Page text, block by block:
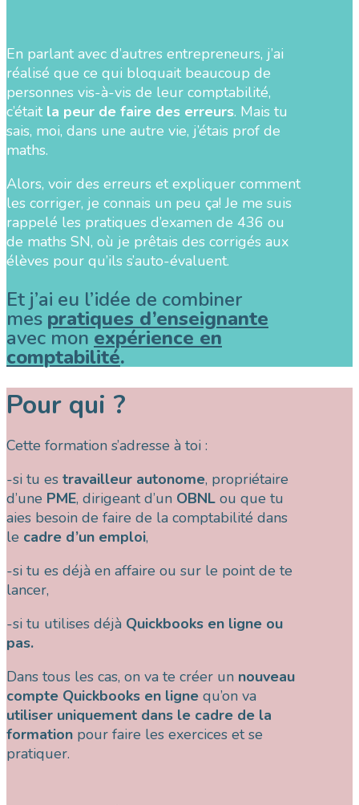
En parlant avec d’autres entrepreneurs, j’ai
réalisé que ce qui bloquait beaucoup de
personnes vis-à-vis de leur comptabilité,
c’était la peur de faire des erreurs. Mais tu
sais, moi, dans une autre vie, j’étais prof de
maths.
Alors, voir des erreurs et expliquer comment
les corriger, je connais un peu ça! Je me suis
rappelé les pratiques d’examen de 436 ou
de maths SN, où je prêtais des corrigés aux
élèves pour qu’ils s’auto-évaluent.
Et j’ai eu l’idée de combiner
mes pratiques d’enseignante
avec mon expérience en
comptabilité.
Pour qui ?
Cette formation s’adresse à toi :
-si tu es travailleur autonome, propriétaire
d’une PME, dirigeant d’un OBNL ou que tu
aies besoin de faire de la comptabilité dans
le cadre d’un emploi,
-si tu es déjà en affaire ou sur le point de te
lancer,
-si tu utilises déjà Quickbooks en ligne ou
pas.
Dans tous les cas, on va te créer un nouveau
compte Quickbooks en ligne qu’on va
utiliser uniquement dans le cadre de la
formation pour faire les exercices et se
pratiquer.